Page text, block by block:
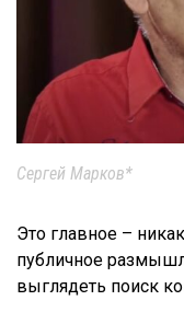
Сергей Марков*
Это главное –
публичное
выглядеть поиск